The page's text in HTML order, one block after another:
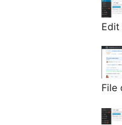
File